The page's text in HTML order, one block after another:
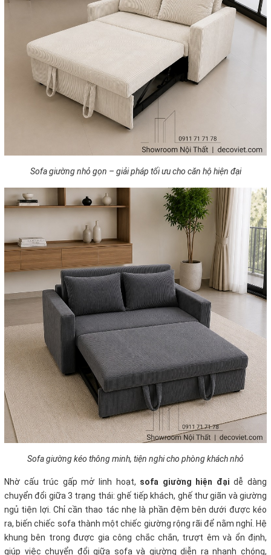
Sofa giường nhỏ gọn – giải pháp tối ưu cho căn hộ hiện đại
Sofa giường kéo thông minh, tiện nghi cho phòng khách nhỏ
Nhờ cấu trúc gấp mở linh hoạt, sofa giường hiện đại dễ dàng
chuyển đổi giữa 3 trạng thái: ghế tiếp khách, ghế thư giãn và giường
ngủ tiện lợi. Chỉ cần thao tác nhẹ là phần đệm bên dưới được kéo
ra, biến chiếc sofa thành một chiếc giường rộng rãi để nằm nghỉ. Hệ
khung bên trong được gia công chắc chắn, trượt êm và ổn định,
giúp việc chuyển đổi giữa sofa và giường diễn ra nhanh chóng,